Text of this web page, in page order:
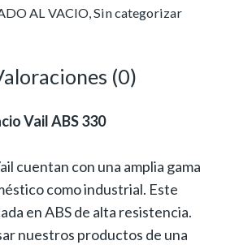
AL VACIO,Sin categorizar
(0)
Vail ABS 330
cuentan con una amplia gama
como industrial. Este
en ABS de alta resistencia.
nuestros productos de una